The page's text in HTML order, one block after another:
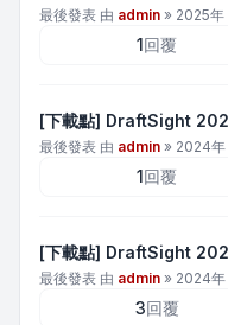
最後發表 由 admin » 2025年
1回覆
[下載點] DraftSight
最後發表 由 admin » 2024年
1回覆
[下載點] DraftSight
最後發表 由 admin » 2024年
3回覆